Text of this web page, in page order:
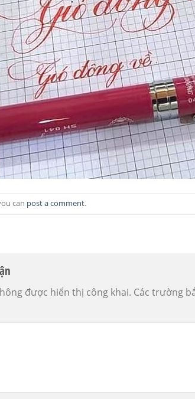
can post a comment.
được hiển thị công khai. Các trường